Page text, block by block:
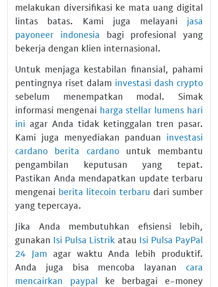
melakukan diversifikasi ke mata uang digital
lintas batas. Kami juga melayani jasa
payoneer indonesia bagi profesional yang
bekerja dengan klien internasional.
Untuk menjaga kestabilan finansial, pahami
pentingnya riset dalam investasi dash crypto
sebelum menempatkan modal. Simak
informasi mengenai harga stellar lumens hari
ini agar Anda tidak ketinggalan tren pasar.
Kami juga menyediakan panduan investasi
cardano berita cardanountuk membantu
pengambilan keputusan yang tepat.
Pastikan Anda mendapatkan update terbaru
mengenai berita litecoin terbaru dari sumber
yang tepercaya.
Jika Anda membutuhkan efisiensi lebih,
gunakan Isi Pulsa Listrik atau Isi Pulsa PayPal
24 Jam agar waktu Anda lebih produktif.
Anda juga bisa mencoba layanan cara
mencairkan paypal ke berbagai e-money